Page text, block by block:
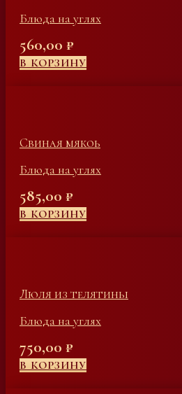
Блюда на углях
560,00 ₽
В КОРЗИНУ
Свиная мякоь
Блюда на углях
585,00 ₽
В КОРЗИНУ
Люля из телятины
Блюда на углях
750,00 ₽
В КОРЗИНУ